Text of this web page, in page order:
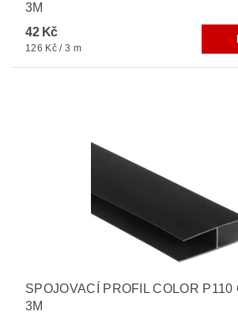
3M
42 Kč
126 Kč / 3 m
SPOJOVACÍ PROFIL COLOR P110
3M